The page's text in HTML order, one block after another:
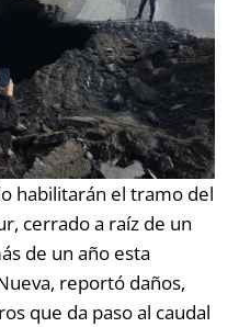
habilitarán el tramo del
cerrado a raíz de un
de un año esta
reportó daños,
que da paso al caudal